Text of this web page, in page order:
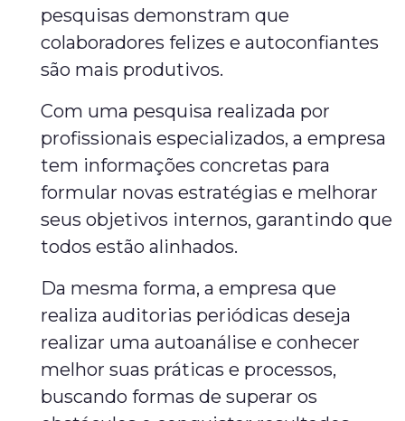
pesquisas demonstram que
colaboradores felizes e autoconfiantes
são mais produtivos.
Com uma pesquisa realizada por
profissionais especializados, a empresa
tem informações concretas para
formular novas estratégias e melhorar
seus objetivos internos, garantindo que
todos estão alinhados.
Da mesma forma, a empresa que
realiza auditorias periódicas deseja
realizar uma autoanálise e conhecer
melhor suas práticas e processos,
buscando formas de superar os